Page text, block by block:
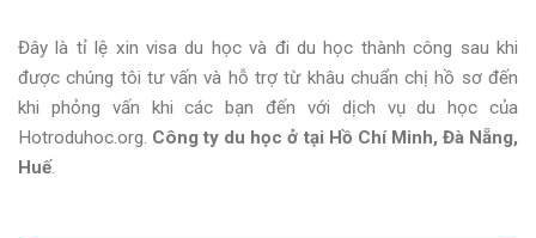
Đây là tỉ lệ xin visa du học và đi du học thành công sau khi
được chúng tôi tư vấn và hỗ trợ từ khâu chuẩn chị hồ sơ đến
khi phỏng vấn khi các bạn đến với dịch vụ du học của
Hotroduhoc.org. Công ty du học ở tại Hồ Chí Minh, Đà Nẵng,
Huế.